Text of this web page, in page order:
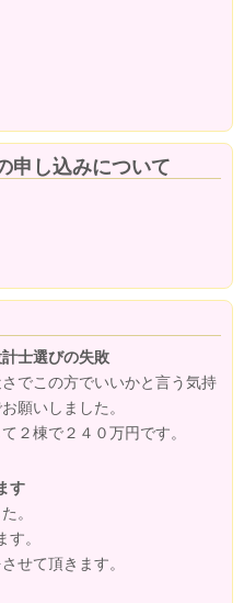
申し込みについて
士選びの失敗
でこの方でいいかと言う気持
願いしました。
２棟で２４０万円です。
す
。
。
せて頂きます。